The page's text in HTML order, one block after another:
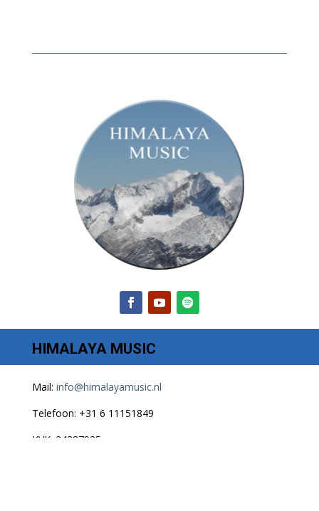
HIMALAYA MUSIC
Mail: info@himalayamusic.nl
Telefoon: +31 6 11151849
KVK: 24387935